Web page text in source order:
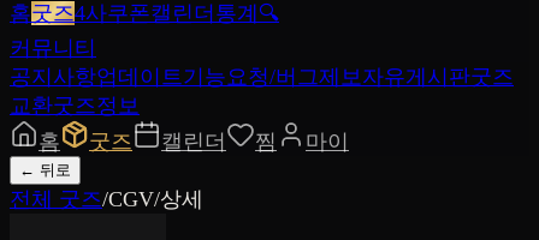
홈굿즈4사쿠폰캘린더 통계 🔍
커뮤니티
공지사항업데이트기능요청/버그제보자유게시판굿즈
교환굿즈정보
홈
굿즈 캘린더 찜 마이
← 뒤로
전체 굿즈/CGV/상세